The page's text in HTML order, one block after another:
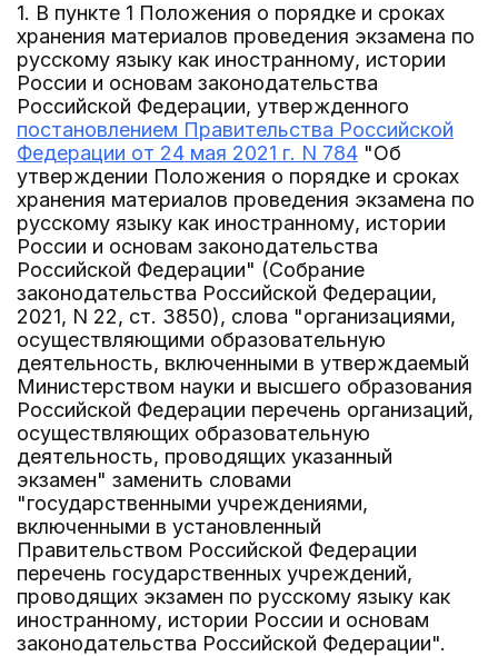
1. В пункте 1 Положения о порядке и сроках
хранения материалов проведения экзамена по
русскому языку как иностранному, истории
России и основам законодательства
Российской Федерации, утвержденного
постановлением Правительства Российской
Федерации от 24 мая 2021 г. N 784 "Об
утверждении Положения о порядке и сроках
хранения материалов проведения экзамена по
русскому языку как иностранному, истории
России и основам законодательства
Российской Федерации" (Собрание
законодательства Российской Федерации,
2021, N 22, ст. 3850), слова "организациями,
осуществляющими образовательную
деятельность, включенными в утверждаемый
Министерством науки и высшего образования
Российской Федерации перечень организаций,
осуществляющих образовательную
деятельность, проводящих указанный
экзамен" заменить словами
"государственными учреждениями,
включенными в установленный
Правительством Российской Федерации
перечень государственных учреждений,
проводящих экзамен по русскому языку как
иностранному, истории России и основам
законодательства Российской Федерации".